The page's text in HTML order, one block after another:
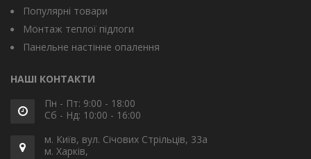
Популярні товари
Монтаж теплої підлоги
Панельне настінне опалення
НАШІ КОНТАКТИ
Пн - Пт: 9:00 - 18:00
Сб - Нд: 10:00 - 16:00
м. Київ, вул. Січових Стрільців, 33а
м. Харків,